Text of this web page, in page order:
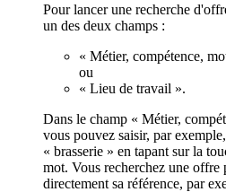
Pour lancer une recherche
un des deux champs :
« Métier, compétence,
ou
« Lieu de travail ».
Dans le champ « Métier,
vous pouvez saisir, par
« brasserie » en tapant sur la
mot. Vous recherchez une offre
directement sa référence, par